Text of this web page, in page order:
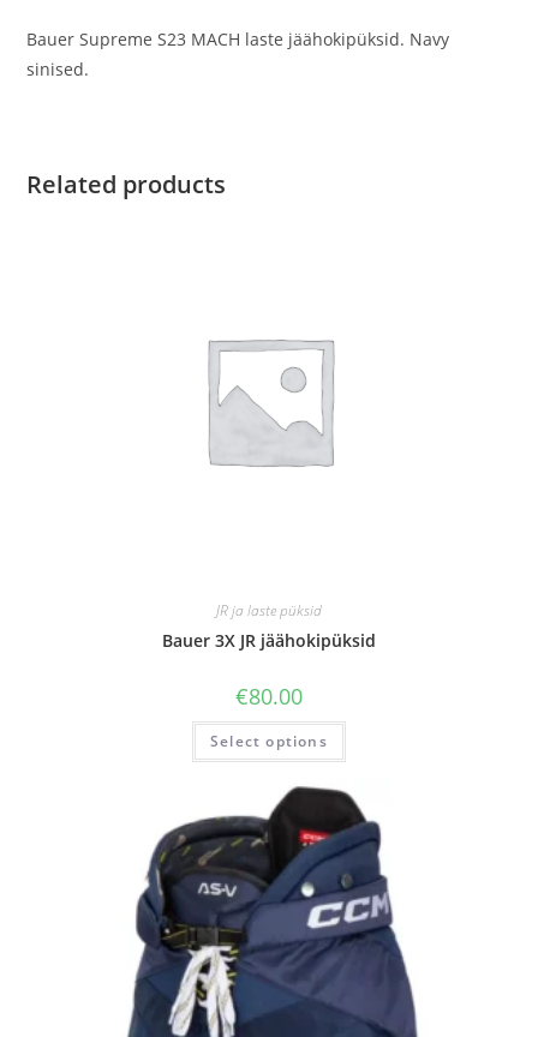
Bauer Supreme S23 MACH laste jäähokipüksid. Navy
sinised.
Related products
JR ja laste püksid
Bauer 3X JR jäähokipüksid
€80.00
Select options